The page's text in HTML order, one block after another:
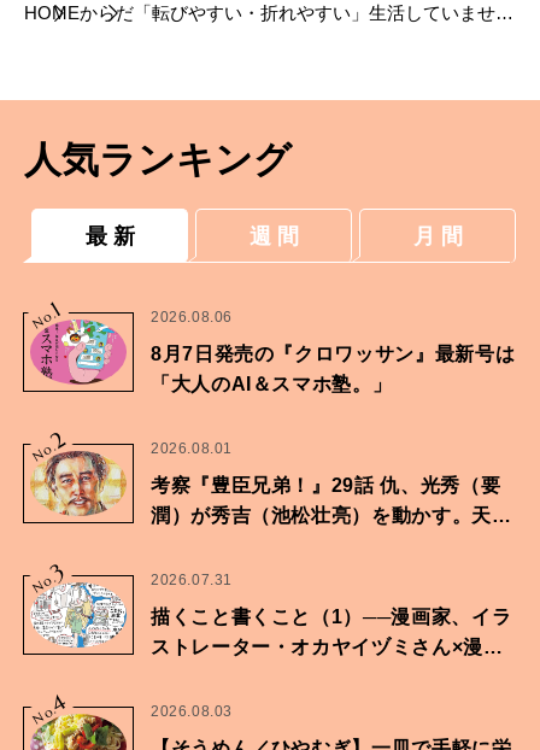
HOMEからだ 「転びやすい・折れやすい」生活していません
人気ランキング
最 新 週 間 月 間
No.
1 2026.08.06
8月7日発売の『クロワッサン』最新号は
「大人のAI＆スマホ塾。」
No.2 2026.08.01
考察『豊臣兄弟！』29話 仇、光秀（要
潤）が秀吉（池松壮亮）を動かす。天下
No.
3 2026.07.31
描くこと書くこと（1）──漫画家、イラ
ストレーター・オカヤイヅミさん×漫画
No.
4 2026.08.03